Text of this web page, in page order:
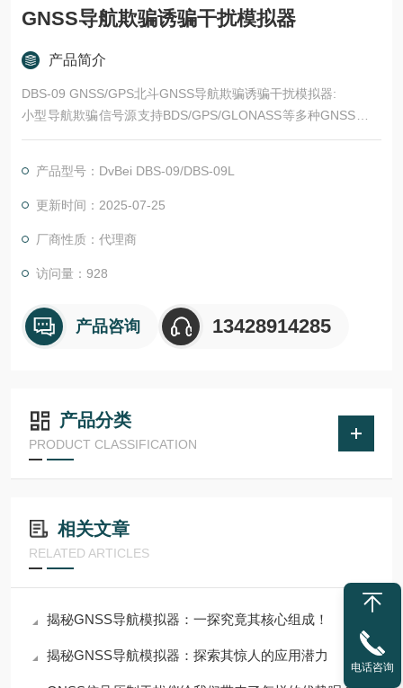
GNSS导航欺骗诱骗干扰模拟器
产品简介
DBS-09 GNSS/GPS北斗GNSS导航欺骗诱骗干扰模拟器:
小型导航欺骗信号源支持BDS/GPS/GLONASS等多种GNSS导航
欺骗信号生成。可用于卫星导航接收机抗欺骗功能的测试验证、
航对抗系统。通过设备提供的控制接口，可与雷达光电等探测设
备组成欺骗诱导系统。
产品型号：DvBei DBS-09/DBS-09L
更新时间：2025-07-25
厂商性质：代理商
访问量：928
产品咨询 13428914285
产品分类
PRODUCT CLASSIFICATION
相关文章
RELATED ARTICLES
揭秘GNSS导航模拟器：一探究竟其核心组成！
揭秘GNSS导航模拟器：探索其惊人的应用潜力
电话咨询